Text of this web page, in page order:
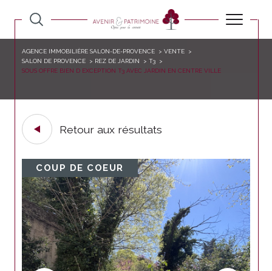
AGENCE IMMOBILIÈRE SALON-DE-PROVENCE
VENTE
SALON DE PROVENCE
REZ DE JARDIN
T3
SOUS OFFRE BIEN D EXCEPTION T3 AVEC JARDIN EN CENTRE VILLE
Retour aux résultats
COUP DE COEUR